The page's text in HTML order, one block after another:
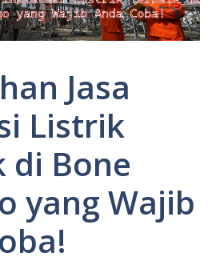
Jasa
Listrik
di Bone
yang Wajib